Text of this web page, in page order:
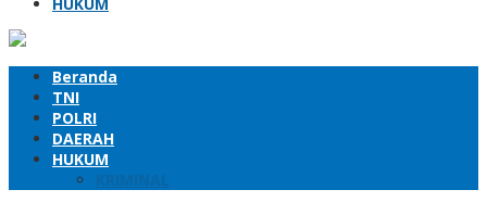
Beranda
TNI
POLRI
DAERAH
HUKUM
KRIMINAL